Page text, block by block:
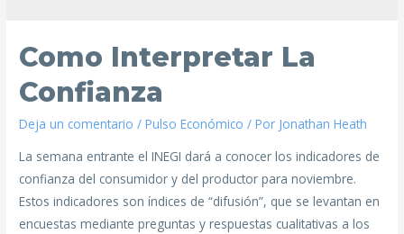
Como Interpretar La
Confianza
Deja un comentario /Pulso Económico / Por Jonathan Heath
La semana entrante el INEGI dará a conocer los indicadores de
confianza del consumidor y del productor para noviembre.
Estos indicadores son índices de “difusión”, que se levantan en
encuestas mediante preguntas y respuestas cualitativas a los